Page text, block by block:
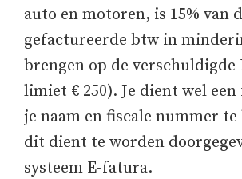
auto en motoren, is 15% van
gefactureerde btw in
brengen op de verschuldigde
limiet € 250). Je dient wel
je naam en fiscale nummer te
dit dient te worden
systeem E-fatura.